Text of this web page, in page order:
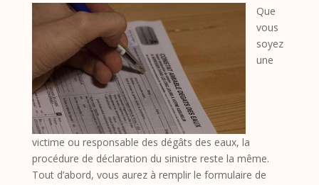
Que
vous
soyez
une
victime ou responsable des dégâts des eaux, la
procédure de déclaration du sinistre reste la même.
Tout d’abord, vous aurez à remplir le formulaire de